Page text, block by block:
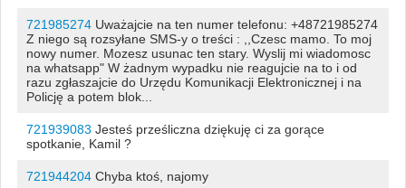
721985274Uważajcie na ten numer telefonu: +48721985274
Z niego są rozsyłane SMS-y o treści : ,,Czesc mamo. To moj
nowy numer. Mozesz usunac ten stary. Wyslij mi wiadomosc
na whatsapp" W żadnym wypadku nie reagujcie na to i od
razu zgłaszajcie do Urzędu Komunikacji Elektronicznej i na
Policję a potem blok...
721939083 Jesteś prześliczna dziękuję ci za gorące
spotkanie, Kamil ?
721944204Chyba ktoś, najomy